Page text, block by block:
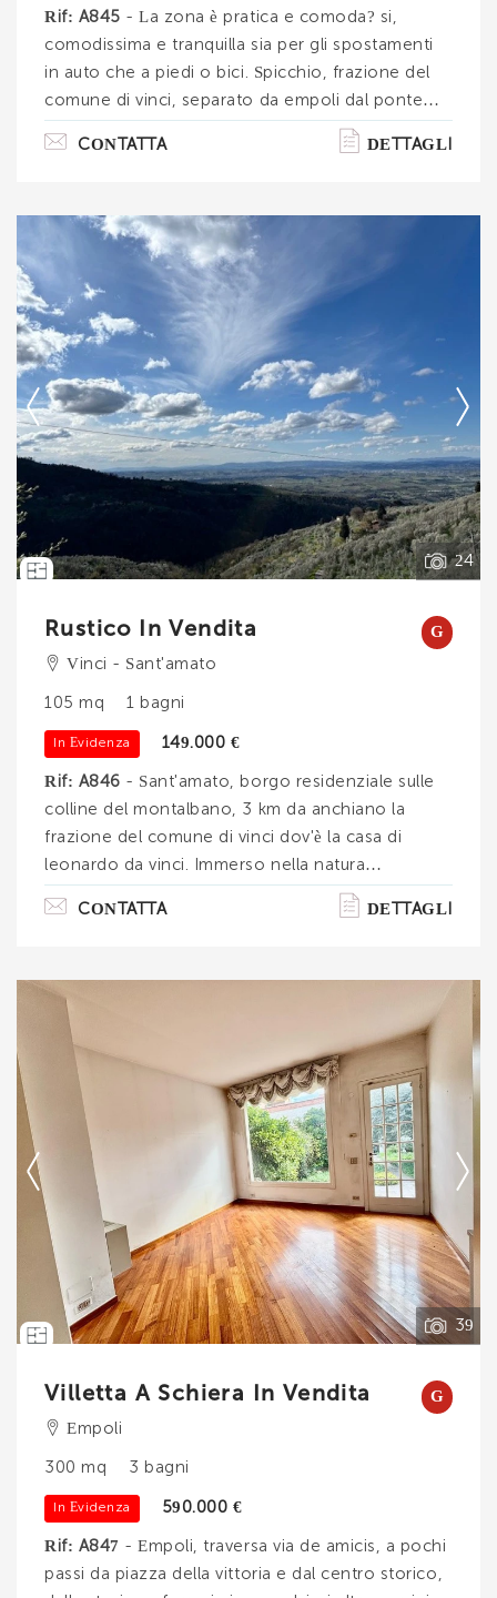
Rif: A845 - La zona è pratica e comoda? si,
comodissima e tranquilla sia per gli spostamenti
in auto che a piedi o bici. Spicchio, frazione del
comune di vinci, separato da empoli dal ponte
sull'arno, fermata dell'autobus a 500 metri la
stazione del treno a meno di 3 km raggiungibile a
grado, parchi pubblici. Com'è composta la
proprietà in vendita? in stabile bifamiliare, ampio
appartamento posto al piano primo con 2
balconi. Salendo le scale a comune con l'altra
unità, aprendo il portoncino d'ingress. . .
CONTATTA DETTAGLI
24
Contatta
--------------------
Vedi tutti i dettagli
Rustico In Vendita
G
Vinci - Sant'amato
105 mq 1 bagni
In Evidenza 149.000 €
Rif: A846 - Sant'amato, borgo residenziale sulle
colline del montalbano, 3 km da anchiano la
frazione del comune di vinci dov'è la casa di
leonardo da vinci. Immerso nella natura
proponiamo in vendita un terratetto, nello stile
classico toscano, piano terra e piano primo con 2
parcheggio a comune con altre 3 unità
immobiliari, al piano terra troviamo l'ingresso,
soggiorno con angolo cottura, con camino,
camera matrimoniale, camera doppia (entrano 2
lettini) e. . .
CONTATTA DETTAGLI
39
Ti interessa?
Contatta
--------------------
Vedi tutti i dettagli
Villetta A Schiera In Vendita
G
Empoli
300 mq 3 bagni
In Evidenza 590.000 €
Rif: A847 - Empoli, traversa via de amicis, a pochi
passi da piazza della vittoria e dal centro storico,